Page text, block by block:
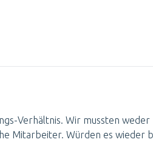
Verhältnis. Wir mussten
Mitarbeiter. Würden es wieder